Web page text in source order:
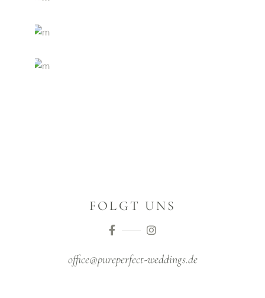
FOLGT UNS
office@pureperfect-weddings.de